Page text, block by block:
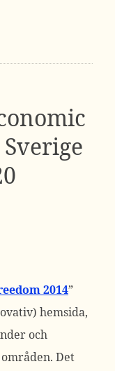
2014”
hemsida,
och
Det